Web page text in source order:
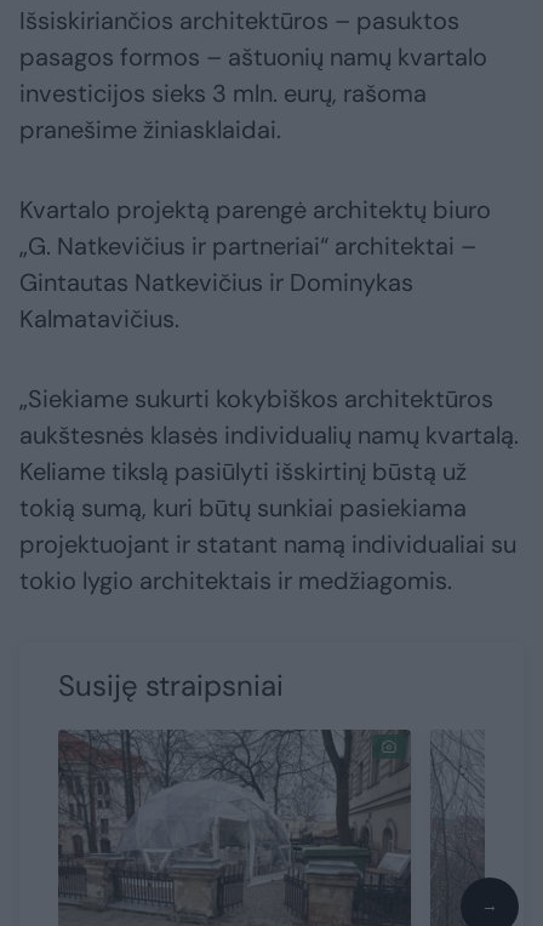
Išsiskiriančios architektūros – pasuktos
pasagos formos – aštuonių namų kvartalo
investicijos sieks 3 mln. eurų, rašoma
pranešime žiniasklaidai.
Kvartalo projektą parengė architektų biuro
„G. Natkevičius ir partneriai“ architektai –
Gintautas Natkevičius ir Dominykas
Kalmatavičius.
„Siekiame sukurti kokybiškos architektūros
aukštesnės klasės individualių namų kvartalą.
Keliame tikslą pasiūlyti išskirtinį būstą už
tokią sumą, kuri būtų sunkiai pasiekiama
projektuojant ir statant namą individualiai su
tokio lygio architektais ir medžiagomis.
Susiję straipsniai
→